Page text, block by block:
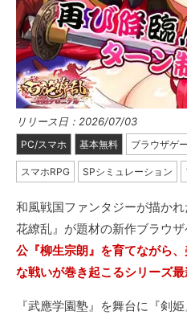
リリース日：2026/07/03
PC/スマホ 基本無料 ブラウザゲ
スマホRPG SPシミュレーション
和風戦国ファンタジーが描か
花繚乱』が題材の新作ブラウザ
公『柳生宗朗』を育てながら
な戦いが巻き起こるシリーズ
『武應学園塾』を舞台に『剣